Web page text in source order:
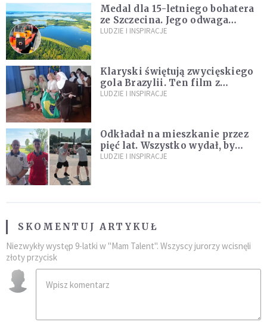
Medal dla 15-letniego bohatera
ze Szczecina. Jego odwaga
ocaliła ludzkie życie
LUDZIE I INSPIRACJE
Klaryski świętują zwycięskiego
gola Brazylii. Ten film z
zakonnicami obejrzały już
LUDZIE I INSPIRACJE
Odkładał na mieszkanie przez
pięć lat. Wszystko wydał, by
spełnić marzenie 80-letniego
LUDZIE I INSPIRACJE
SKOMENTUJ ARTYKUŁ
Niezwykły występ 9-latki w "Mam Talent". Wszyscy jurorzy wcisnęli
złoty przycisk